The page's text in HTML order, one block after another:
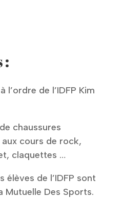
:
l’ordre de l’IDFP Kim
chaussures
cours de rock,
claquettes …
élèves de l’IDFP sont
Mutuelle Des Sports.